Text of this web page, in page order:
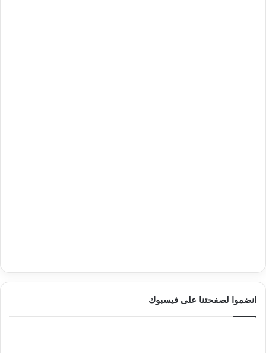
انضموا لصفحتنا على فيسبوك